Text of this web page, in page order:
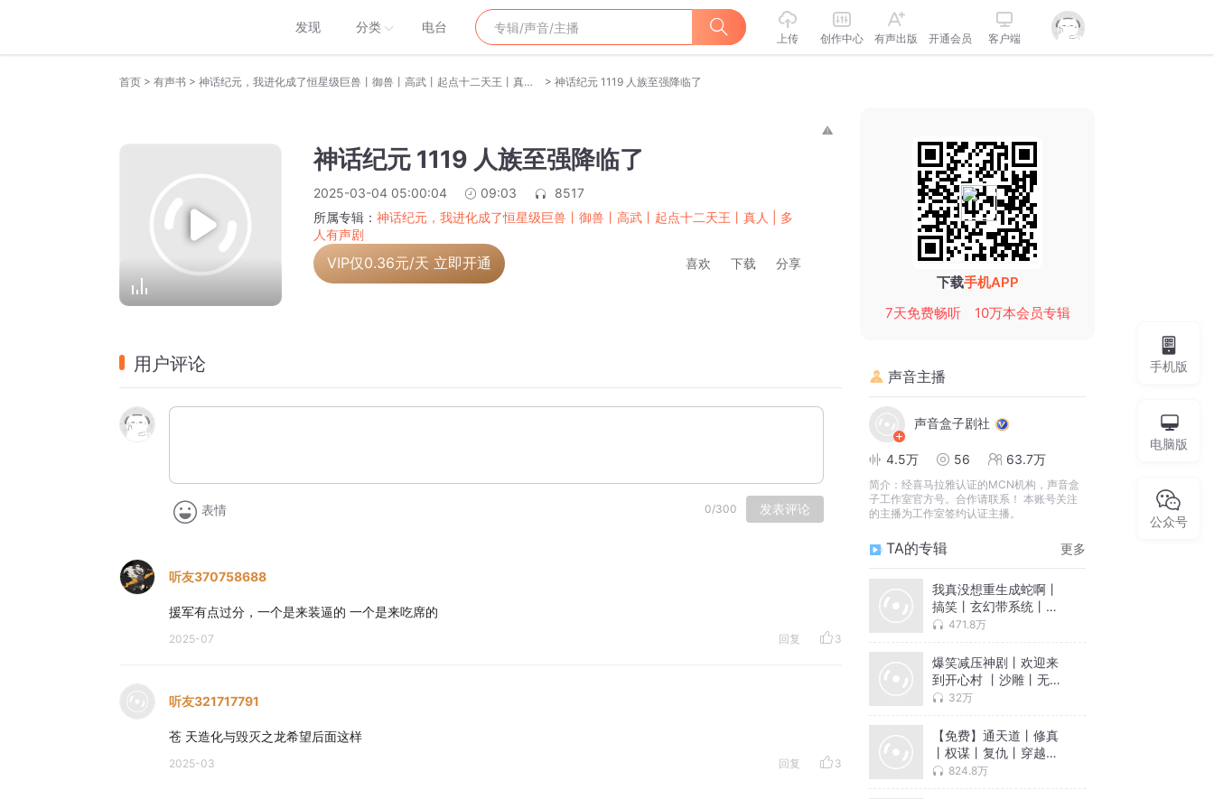
发现 分类 电台
上传 创作中心 有声出版 开通会员 客户端
首页 > 有声书 > 神话纪元，我进化成了恒星级巨兽丨御兽丨高武丨起点十二天王丨真人 | 多人有声剧 > 神话纪元 1119 人族至强降临了
神话纪元 1119 人族至强降临了
2025-03-04 05:00:04 09:03
8517
所属专辑： 神话纪元，我进化成了恒星级巨兽丨御兽丨高武丨起点十二天王丨真人 | 多
人有声剧
VIP仅0.36元/天 立即开通 喜欢 下载 分享
用户评论
表情 0/300 发表评论
听友370758688
援军有点过分，一个是来装逼的 一个是来吃席的
2025-07 回复 3
听友321717791
苍 天造化与毁灭之龙希望后面这样
2025-03 回复 3
下载手机APP
7天免费畅听
10万本会员专辑
声音主播
声音盒子剧社
4.5万 56 63.7万
简介： 经喜马拉雅认证的MCN机构，声音盒
子工作室官方号。合作请联系！ 本账号关注
的主播为工作室签约认证主播。
TA的专辑 更多
我真没想重生成蛇啊丨
搞笑丨玄幻带系统丨升
级进化
471.8万
爆笑减压神剧丨欢迎来
到开心村 丨沙雕丨无厘
头丨免费多人剧
32万
【免费】通天道丨修真
丨权谋丨复仇丨穿越丨
双播824.8万
手机版
电脑版
公众号